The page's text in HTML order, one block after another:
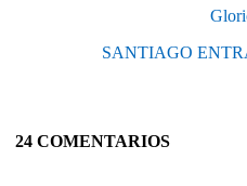
SANTIAGO
24 COMENTARIOS